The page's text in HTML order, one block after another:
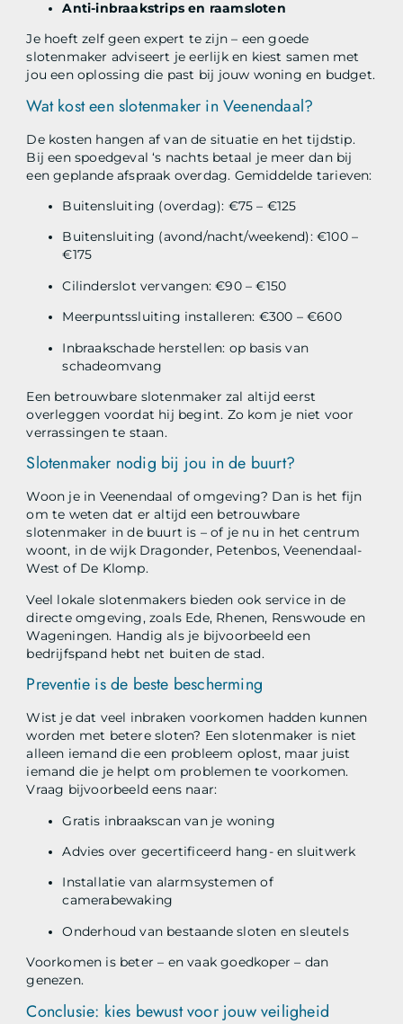
Anti-inbraakstrips en raamsloten
Je hoeft zelf geen expert te zijn – een goede
slotenmaker adviseert je eerlijk en kiest samen met
jou een oplossing die past bij jouw woning en budget.
Wat kost een slotenmaker in Veenendaal?
De kosten hangen af van de situatie en het tijdstip.
Bij een spoedgeval ‘s nachts betaal je meer dan bij
een geplande afspraak overdag. Gemiddelde tarieven:
Buitensluiting (overdag): €75 – €125
Buitensluiting (avond/nacht/weekend): €100 –
€175
Cilinderslot vervangen: €90 – €150
Meerpuntssluiting installeren: €300 – €600
Inbraakschade herstellen: op basis van
schadeomvang
Een betrouwbare slotenmaker zal altijd eerst
overleggen voordat hij begint. Zo kom je niet voor
verrassingen te staan.
Slotenmaker nodig bij jou in de buurt?
Woon je in Veenendaal of omgeving? Dan is het fijn
om te weten dat er altijd een betrouwbare
slotenmaker in de buurt is – of je nu in het centrum
woont, in de wijk Dragonder, Petenbos, Veenendaal-
West of De Klomp.
Veel lokale slotenmakers bieden ook service in de
directe omgeving, zoals Ede, Rhenen, Renswoude en
Wageningen. Handig als je bijvoorbeeld een
bedrijfspand hebt net buiten de stad.
Preventie is de beste bescherming
Wist je dat veel inbraken voorkomen hadden kunnen
worden met betere sloten? Een slotenmaker is niet
alleen iemand die een probleem oplost, maar juist
iemand die je helpt om problemen te voorkomen.
Vraag bijvoorbeeld eens naar:
Gratis inbraakscan van je woning
Advies over gecertificeerd hang- en sluitwerk
Installatie van alarmsystemen of
camerabewaking
Onderhoud van bestaande sloten en sleutels
Voorkomen is beter – en vaak goedkoper – dan
genezen.
Conclusie: kies bewust voor jouw veiligheid